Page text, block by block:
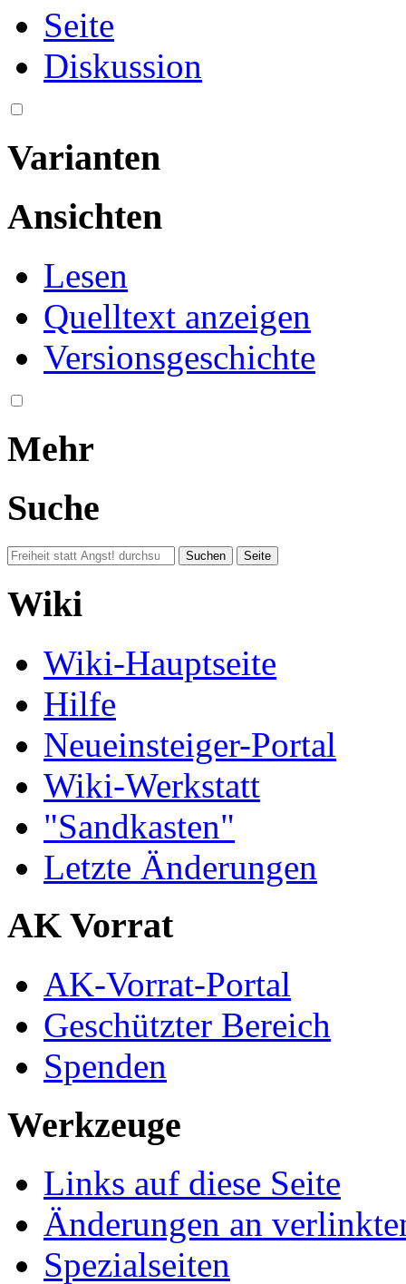
Seite
Diskussion
Varianten
Ansichten
Lesen
Quelltext anzeigen
Versionsgeschichte
Mehr
Suche
Wiki
Wiki-Hauptseite
Hilfe
Neueinsteiger-Portal
Wiki-Werkstatt
"Sandkasten"
Letzte Änderungen
AK Vorrat
AK-Vorrat-Portal
Geschützter Bereich
Spenden
Werkzeuge
Links auf diese Seite
Änderungen an
Spezialseiten